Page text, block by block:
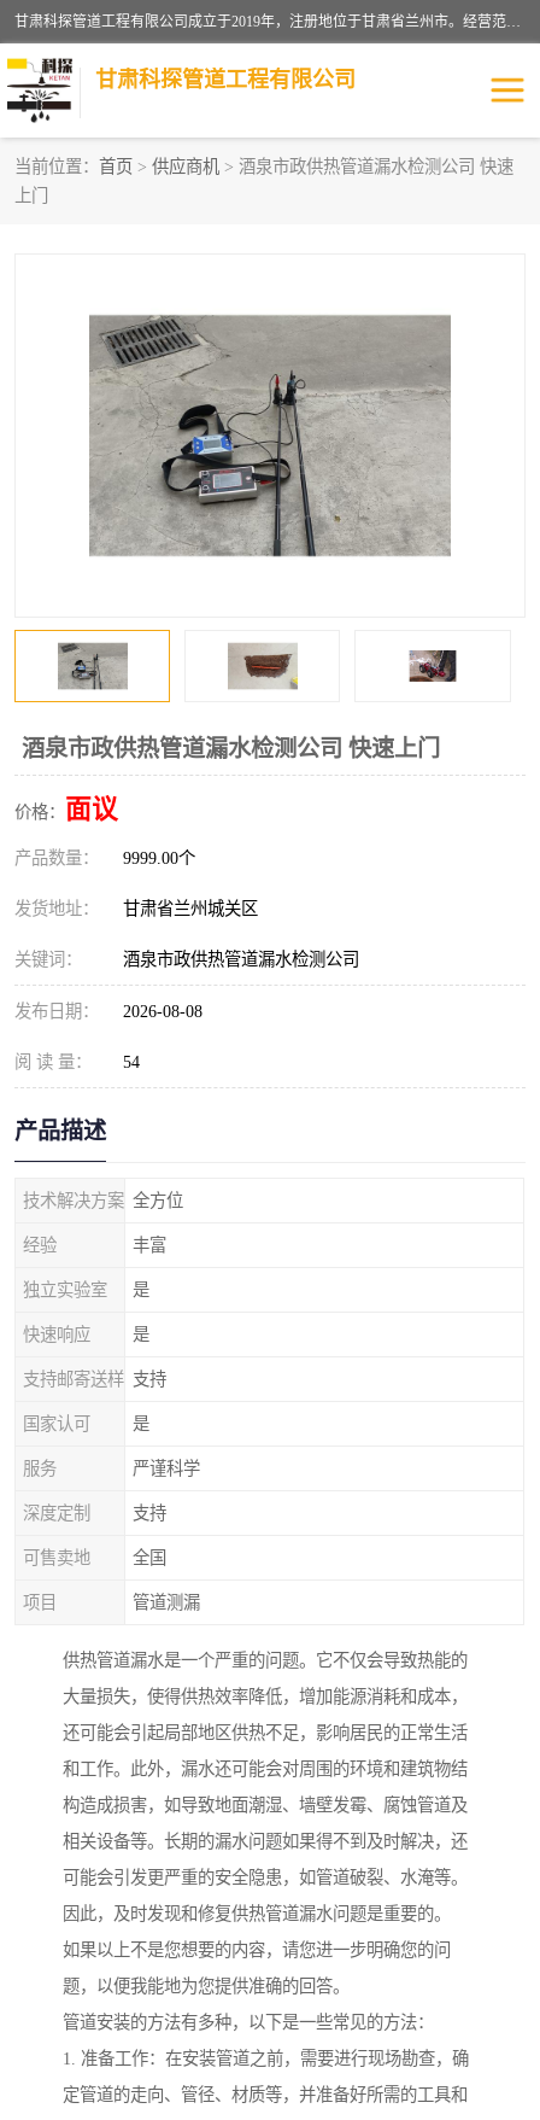
甘肃科探管道工程有限公司成立于2019年，注册地位于甘肃省兰州市。经营范围包括管道安装、清洗、疏通、维修、检测，防水工程，工程钻孔，化粪池清理，暖气安装，给排水管道安装维修，室内外管道如消防、供水、供热管道漏水检测定位，室内外防水堵漏等。
甘肃科探管道工程有限公司
当前位置： 首页 > 供应商机 > 酒泉市政供热管道漏水检测公司 快速
上门
酒泉市政供热管道漏水检测公司 快速上门
价格： 面议
产品数量： 9999.00个
发货地址： 甘肃省兰州城关区
关键词： 酒泉市政供热管道漏水检测公司
发布日期： 2026-08-08
阅 读 量： 54
产品描述
技术解决方案 全方位
经验 丰富
独立实验室 是
快速响应 是
支持邮寄送样 支持
国家认可 是
服务 严谨科学
深度定制 支持
可售卖地 全国
项目 管道测漏
供热管道漏水是一个严重的问题。它不仅会导致热能的
大量损失，使得供热效率降低，增加能源消耗和成本，
还可能会引起局部地区供热不足，影响居民的正常生活
和工作。此外，漏水还可能会对周围的环境和建筑物结
构造成损害，如导致地面潮湿、墙壁发霉、腐蚀管道及
相关设备等。长期的漏水问题如果得不到及时解决，还
可能会引发更严重的安全隐患，如管道破裂、水淹等。
因此，及时发现和修复供热管道漏水问题是重要的。
如果以上不是您想要的内容，请您进一步明确您的问
题，以便我能地为您提供准确的回答。
管道安装的方法有多种，以下是一些常见的方法：
1. 准备工作：在安装管道之前，需要进行现场勘查，确
定管道的走向、管径、材质等，并准备好所需的工具和
管道安装维修
供热管道漏水
自来水管漏水 管道疏通
高压车疏通清淤